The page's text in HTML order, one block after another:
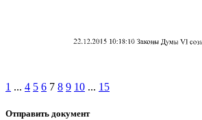
1 ... 4 5 6 7 8 9 10 ... 15
Отправить документ